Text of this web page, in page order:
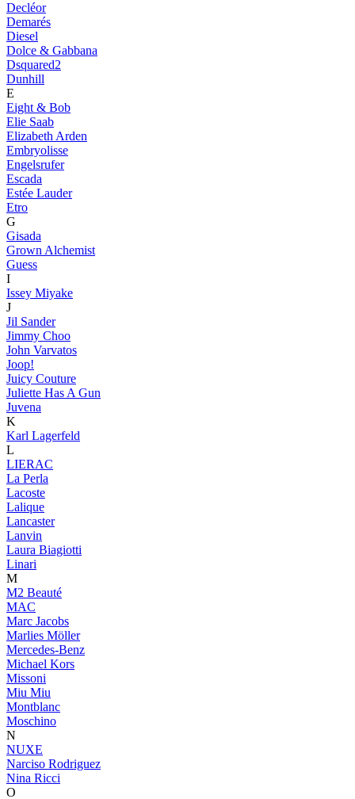
Decléor
Demarés
Diesel
Dolce & Gabbana
Dsquared2
Dunhill
E
Eight & Bob
Elie Saab
Elizabeth Arden
Embryolisse
Engelsrufer
Escada
Estée Lauder
Etro
G
Gisada
Grown Alchemist
Guess
I
Issey Miyake
J
Jil Sander
Jimmy Choo
John Varvatos
Joop!
Juicy Couture
Juliette Has A Gun
Juvena
K
Karl Lagerfeld
L
LIERAC
La Perla
Lacoste
Lalique
Lancaster
Lanvin
Laura Biagiotti
Linari
M
M2 Beauté
MAC
Marc Jacobs
Marlies Möller
Mercedes-Benz
Michael Kors
Missoni
Miu Miu
Montblanc
Moschino
N
NUXE
Narciso Rodriguez
Nina Ricci
O